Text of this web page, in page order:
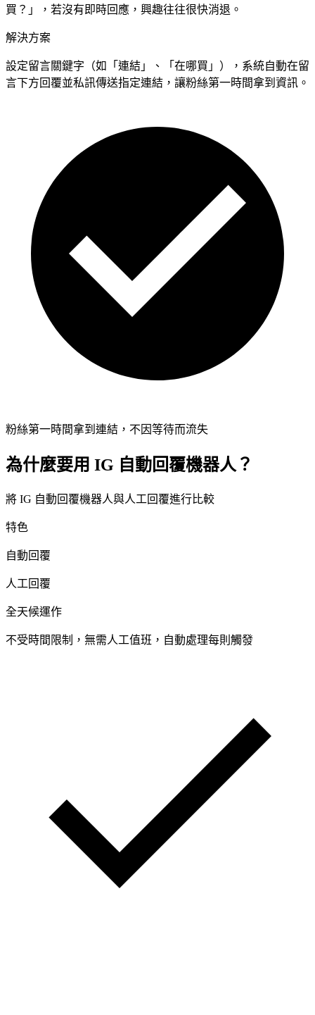
買？」，若沒有即時回應，興趣往往很快消退。
解決方案
設定留言關鍵字（如「連結」、「在哪買」），系統自動在留
言下方回覆並私訊傳送指定連結，讓粉絲第一時間拿到資訊。
粉絲第一時間拿到連結，不因等待而流失
為什麼要用 IG 自動回覆機器人？
將 IG 自動回覆機器人與人工回覆進行比較
特色
自動回覆
人工回覆
全天候運作
不受時間限制，無需人工值班，自動處理每則觸發